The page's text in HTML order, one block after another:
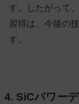
す。したがって
習得は、今後の
す。
4. SiCパワー